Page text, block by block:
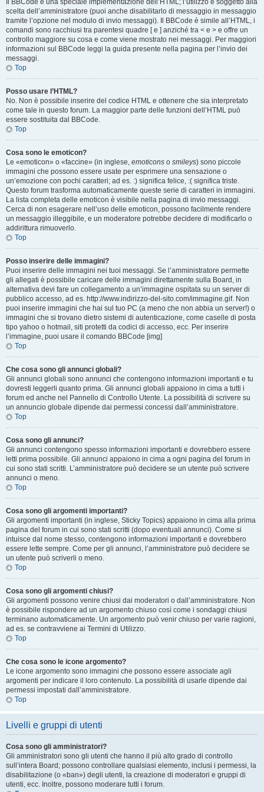
Il BBCode è una speciale implementazione dell’HTML; l’utilizzo è soggetto alla
scelta dell’amministratore (puoi anche disabilitarlo di messaggio in messaggio
tramite l’opzione nel modulo di invio messaggi). Il BBCode è simile all’HTML, i
comandi sono racchiusi tra parentesi quadre [ e ] anziché tra < e > e offre un
controllo maggiore su cosa e come viene mostrato nei messaggi. Per maggiori
informazioni sul BBCode leggi la guida presente nella pagina per l’invio dei
messaggi.
Top
Posso usare l’HTML?
No. Non è possibile inserire del codice HTML e ottenere che sia interpretato
come tale in questo forum. La maggior parte delle funzioni dell’HTML può
essere sostituita dal BBCode.
Top
Cosa sono le emoticon?
Le «emoticon» o «faccine» (in inglese, emoticons o smileys) sono piccole
immagini che possono essere usate per esprimere una sensazione o
un’emozione con pochi caratteri; ad es. :) significa felice, :( significa triste.
Questo forum trasforma automaticamente queste serie di caratteri in immagini.
La lista completa delle emoticon è visibile nella pagina di invio messaggi.
Cerca di non esagerare nell’uso delle emoticon, possono facilmente rendere
un messaggio illeggibile, e un moderatore potrebbe decidere di modificarlo o
addirittura rimuoverlo.
Top
Posso inserire delle immagini?
Puoi inserire delle immagini nei tuoi messaggi. Se l’amministratore permette
gli allegati è possibile caricare delle immagini direttamente sulla Board, in
alternativa devi fare un collegamento a un’immagine ospitata su un server di
pubblico accesso, ad es. http://www.indirizzo-del-sito.com/immagine.gif. Non
puoi inserire immagini che hai sul tuo PC (a meno che non abbia un server!) o
immagini che si trovano dietro sistemi di autenticazione, come caselle di posta
tipo yahoo o hotmail, siti protetti da codici di accesso, ecc. Per inserire
l’immagine, puoi usare il comando BBCode [img]
Top
Che cosa sono gli annunci globali?
Gli annunci globali sono annunci che contengono informazioni importanti e tu
dovresti leggerli quanto prima. Gli annunci globali appaiono in cima a tutti i
forum ed anche nel Pannello di Controllo Utente. La possibilità di scrivere su
un annuncio globale dipende dai permessi concessi dall’amministratore.
Top
Cosa sono gli annunci?
Gli annunci contengono spesso informazioni importanti e dovrebbero essere
letti prima possibile. Gli annunci appaiono in cima a ogni pagina del forum in
cui sono stati scritti. L’amministratore può decidere se un utente può scrivere
annunci o meno.
Top
Cosa sono gli argomenti importanti?
Gli argomenti importanti (in inglese, Sticky Topics) appaiono in cima alla prima
pagina del forum in cui sono stati scritti (dopo eventuali annunci). Come si
intuisce dal nome stesso, contengono informazioni importanti e dovrebbero
essere lette sempre. Come per gli annunci, l’amministratore può decidere se
un utente può scriverli o meno.
Top
Cosa sono gli argomenti chiusi?
Gli argomenti possono venire chiusi dai moderatori o dall’amministratore. Non
è possibile rispondere ad un argomento chiuso così come i sondaggi chiusi
terminano automaticamente. Un argomento può venir chiuso per varie ragioni,
ad es. se contravviene ai Termini di Utilizzo.
Top
Che cosa sono le icone argomento?
Le icone argomento sono immagini che possono essere associate agli
argomenti per indicare il loro contenuto. La possibilità di usarle dipende dai
permessi impostati dall’amministratore.
Top
Livelli e gruppi di utenti
Cosa sono gli amministratori?
Gli amministratori sono gli utenti che hanno il più alto grado di controllo
sull’intera Board; possono controllare qualsiasi elemento, inclusi i permessi, la
disabilitazione (o «ban») degli utenti, la creazione di moderatori e gruppi di
utenti, ecc. Inoltre, possono moderare tutti i forum.